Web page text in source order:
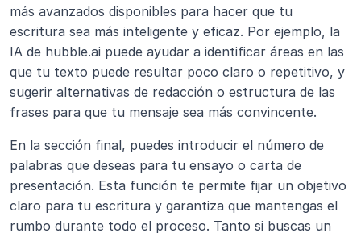
más avanzados disponibles para hacer que tu
escritura sea más inteligente y eficaz. Por ejemplo, la
IA de hubble.ai puede ayudar a identificar áreas en las
que tu texto puede resultar poco claro o repetitivo, y
sugerir alternativas de redacción o estructura de las
frases para que tu mensaje sea más convincente.
En la sección final, puedes introducir el número de
palabras que deseas para tu ensayo o carta de
presentación. Esta función te permite fijar un objetivo
claro para tu escritura y garantiza que mantengas el
rumbo durante todo el proceso. Tanto si buscas un